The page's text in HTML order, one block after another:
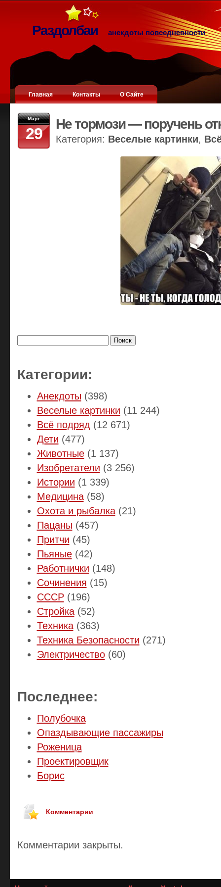
Раздолбаи анекдоты повседневности
Главная Контакты О Сайте
Март
29
Не тормози — поручень
Категория: Веселые картинки,
Категории:
Анекдоты (398)
Веселые картинки (11 244)
Всё подряд (12 671)
Дети (477)
Животные(1 137)
Изобретатели (3 256)
Истории (1 339)
Медицина(58)
Охота и рыбалка(21)
Пацаны (457)
Притчи (45)
Пьяные(42)
Работнички (148)
Сочинения (15)
СССР(196)
Стройка(52)
Техника(363)
Техника Безопасности (271)
Электричество(60)
Последнее:
Полубочка
Опаздывающие пассажиры
Роженица
Проектировщик
Борис
Комментарии
Комментарии закрыты.